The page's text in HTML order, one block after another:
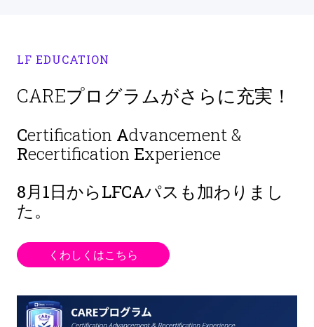
LF EDUCATION
CAREプログラムがさらに充実！
Certification Advancement &
Recertification Experience
8月1日からLFCAパスも加わりまし
た。
くわしくはこちら